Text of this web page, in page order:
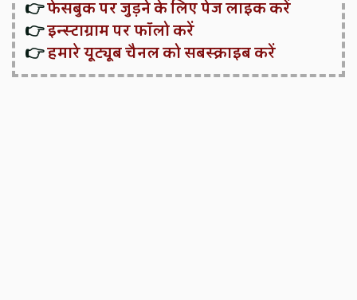
👉फेसबुक पर जुड़ने के लिए पेज लाइक करें
👉इन्स्टाग्राम पर फॉलो करें
👉हमारे यूट्यूब चैनल को सबस्क्राइब करें